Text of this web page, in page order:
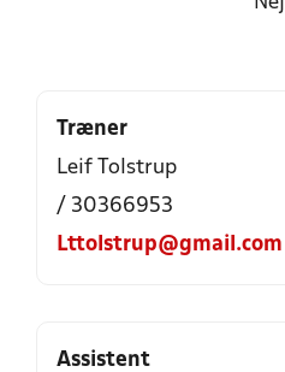
Træner
Leif Tolstrup
/ 30366953
Lttolstrup@gmail.com
Assistent